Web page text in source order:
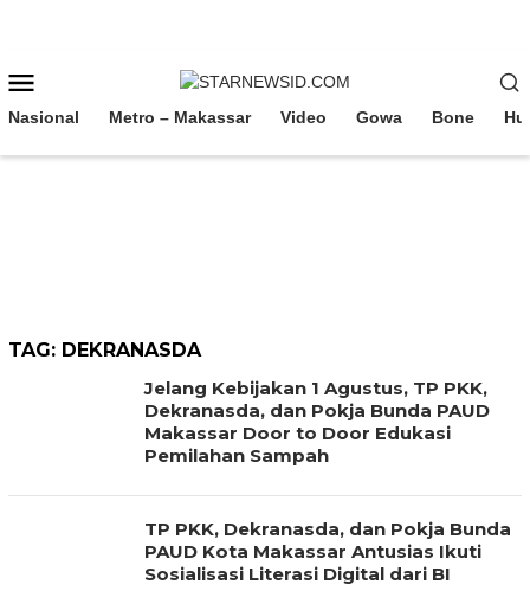
Mobile
Nasional Metro – Makassar Video Gowa Bone
TAG: DEKRANASDA
Jelang Kebijakan 1 Agustus, TP PKK,
Dekranasda, dan Pokja Bunda PAUD
Makassar Door to Door Edukasi
Pemilahan Sampah
TP PKK, Dekranasda, dan Pokja Bunda
PAUD Kota Makassar Antusias Ikuti
Sosialisasi Literasi Digital dari BI